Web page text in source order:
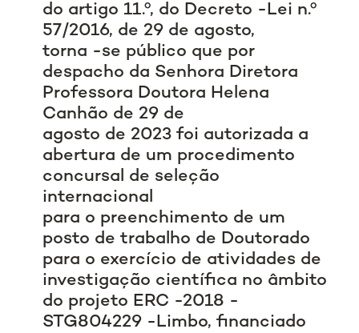
do artigo 11.º, do Decreto -Lei n.º
57/2016, de 29 de agosto,
torna -se público que por
despacho da Senhora Diretora
Professora Doutora Helena
Canhão de 29 de
agosto de 2023 foi autorizada a
abertura de um procedimento
concursal de seleção
internacional
para o preenchimento de um
posto de trabalho de Doutorado
para o exercício de atividades de
investigação científica no âmbito
do projeto ERC -2018 -
STG804229 -Limbo, financiado